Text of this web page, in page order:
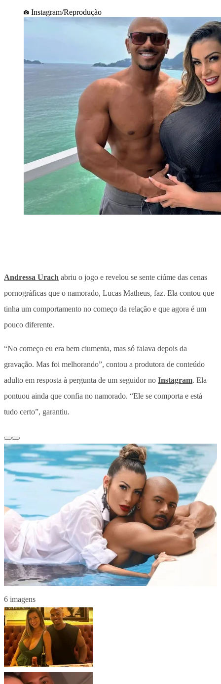
Instagram/Reprodução
Andressa Urach abriu o jogo e revelou se sente ciúme das cenas
pornográficas que o namorado, Lucas Matheus, faz. Ela contou que
tinha um comportamento no começo da relação e que agora é um
pouco diferente.
“No começo eu era bem ciumenta, mas só falava depois da
gravação. Mas foi melhorando”, contou a produtora de conteúdo
adulto em resposta à pergunta de um seguidor no Instagram. Ela
pontuou ainda que confia no namorado. “Ele se comporta e está
tudo certo”, garantiu.
6 imagens